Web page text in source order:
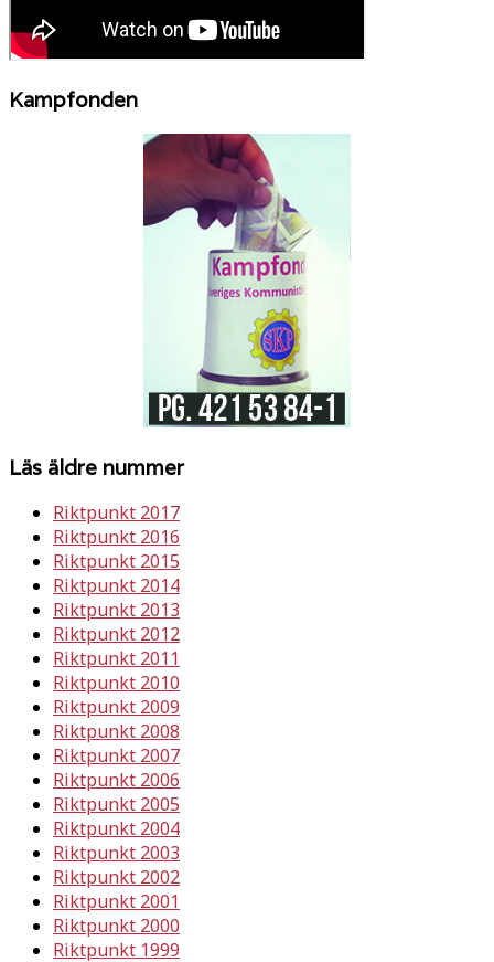
Kampfonden
Läs äldre nummer
Riktpunkt 2017
Riktpunkt 2016
Riktpunkt 2015
Riktpunkt 2014
Riktpunkt 2013
Riktpunkt 2012
Riktpunkt 2011
Riktpunkt 2010
Riktpunkt 2009
Riktpunkt 2008
Riktpunkt 2007
Riktpunkt 2006
Riktpunkt 2005
Riktpunkt 2004
Riktpunkt 2003
Riktpunkt 2002
Riktpunkt 2001
Riktpunkt 2000
Riktpunkt 1999